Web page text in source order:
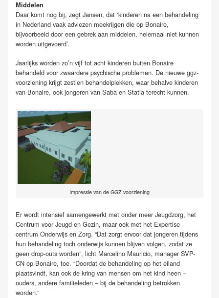
Middelen
Daar komt nog bij, zegt Jansen, dat ‘kinderen na een behandeling
in Nederland vaak adviezen meekrijgen die op Bonaire,
bijvoorbeeld door een gebrek aan middelen, helemaal niet kunnen
worden uitgevoerd’.
Jaarlijks worden zo’n vijf tot acht kinderen buiten Bonaire
behandeld voor zwaardere psychische problemen. De nieuwe ggz-
voorziening krijgt zestien behandelplekken, waar behalve kinderen
van Bonaire, ook jongeren van Saba en Statia terecht kunnen.
Impressie van de GGZ voorziening
Er wordt intensief samengewerkt met onder meer Jeugdzorg, het
Centrum voor Jeugd en Gezin, maar ook met het Expertise
centrum Onderwijs en Zorg. “Dat zorgt ervoor dat jongeren tijdens
hun behandeling toch onderwijs kunnen blijven volgen, zodat ze
geen drop-outs worden”, licht Marcelino Mauricio, manager SVP-
CN op Bonaire, toe. “Doordat de behandeling op het eiland
plaatsvindt, kan ook de kring van mensen om het kind heen –
ouders, andere familieleden – bij de behandeling betrokken
worden.”